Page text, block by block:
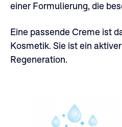
einer Formulierung, die
Eine passende Creme ist
Kosmetik. Sie ist ein
Regeneration.